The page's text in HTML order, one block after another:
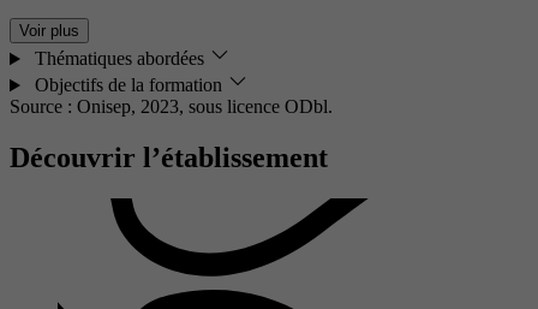
Voir plus
Thématiques abordées
Objectifs de la formation
Source : Onisep, 2023, sous licence ODbl.
Découvrir l’établissement